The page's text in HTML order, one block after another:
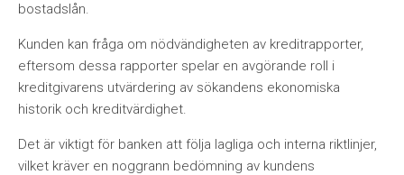
bostadslån.
Kunden kan fråga om nödvändigheten av kreditrapporter,
eftersom dessa rapporter spelar en avgörande roll i
kreditgivarens utvärdering av sökandens ekonomiska
historik och kreditvärdighet.
Det är viktigt för banken att följa lagliga och interna riktlinjer,
vilket kräver en noggrann bedömning av kundens